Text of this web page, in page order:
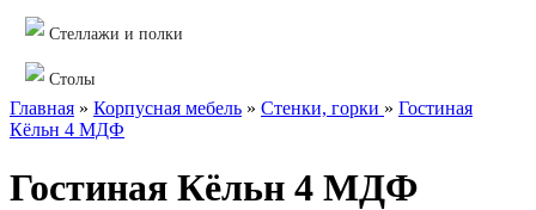
Стеллажи и полки
Столы
Главная » Корпусная мебель » Стенки, горки » Гостиная
Кёльн 4 МДФ
Гостиная Кёльн 4 МДФ